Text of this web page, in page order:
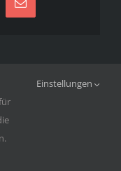
E-
Mail
1987 e.V. | Alle
Einstellungen